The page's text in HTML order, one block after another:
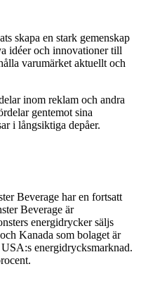
skapa en stark gemenskap
idéer och innovationer till
varumärket aktuellt och
inom reklam och andra
gentemot sina
i långsiktiga depåer.
Beverage har en fortsatt
Beverage är
energidrycker säljs
Kanada som bolaget är
energidrycksmarknad.